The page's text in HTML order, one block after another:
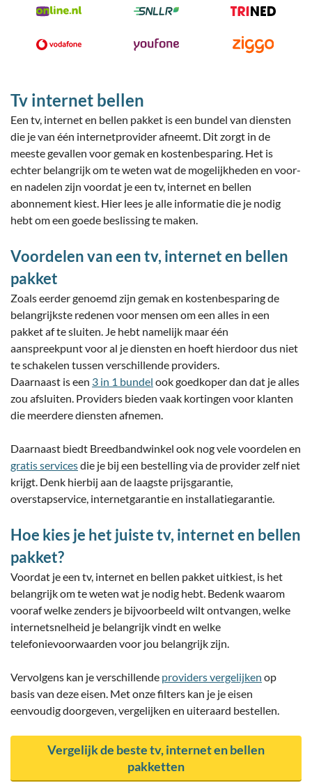
Tv internet bellen
Een tv, internet en bellen pakket is een bundel van diensten
die je van één internetprovider afneemt. Dit zorgt in de
meeste gevallen voor gemak en kostenbesparing. Het is
echter belangrijk om te weten wat de mogelijkheden en voor-
en nadelen zijn voordat je een tv, internet en bellen
abonnement kiest. Hier lees je alle informatie die je nodig
hebt om een goede beslissing te maken.
Voordelen van een tv, internet en bellen
pakket
Zoals eerder genoemd zijn gemak en kostenbesparing de
belangrijkste redenen voor mensen om een alles in een
pakket af te sluiten. Je hebt namelijk maar één
aanspreekpunt voor al je diensten en hoeft hierdoor dus niet
te schakelen tussen verschillende providers.
Daarnaast is een 3 in 1 bundel ook goedkoper dan dat je alles
zou afsluiten. Providers bieden vaak kortingen voor klanten
die meerdere diensten afnemen.
Daarnaast biedt Breedbandwinkel ook nog vele voordelen en
gratis servicesdie je bij een bestelling via de provider zelf niet
krijgt. Denk hierbij aan de laagste prijsgarantie,
overstapservice, internetgarantie en installatiegarantie.
Hoe kies je het juiste tv, internet en bellen
pakket?
Voordat je een tv, internet en bellen pakket uitkiest, is het
belangrijk om te weten wat je nodig hebt. Bedenk waarom
vooraf welke zenders je bijvoorbeeld wilt ontvangen, welke
internetsnelheid je belangrijk vindt en welke
telefonievoorwaarden voor jou belangrijk zijn.
Vervolgens kan je verschillende providers vergelijken op
basis van deze eisen. Met onze filters kan je je eisen
eenvoudig doorgeven, vergelijken en uiteraard bestellen.
Vergelijk de beste tv, internet en bellen
pakketten